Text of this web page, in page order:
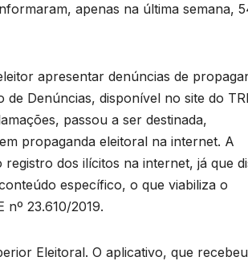
apenas na última semana,
apresentar denúncias de
Denúncias, disponível no site do
passou a ser destinada,
propaganda eleitoral na internet. A
dos ilícitos na internet, já que
específico, o que viabiliza o
23.610/2019.
Eleitoral. O aplicativo, que recebeu